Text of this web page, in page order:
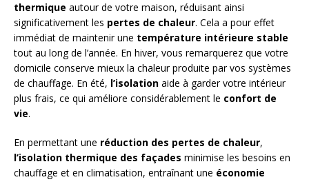
thermique autour de votre maison, réduisant ainsi
significativement les pertes de chaleur. Cela a pour effet
immédiat de maintenir une température intérieure stable
tout au long de l’année. En hiver, vous remarquerez que votre
domicile conserve mieux la chaleur produite par vos systèmes
de chauffage. En été, l’isolation aide à garder votre intérieur
plus frais, ce qui améliore considérablement le confort de
vie.
En permettant une réduction des pertes de chaleur,
l’isolation thermique des façades minimise les besoins en
chauffage et en climatisation, entraînant une économie